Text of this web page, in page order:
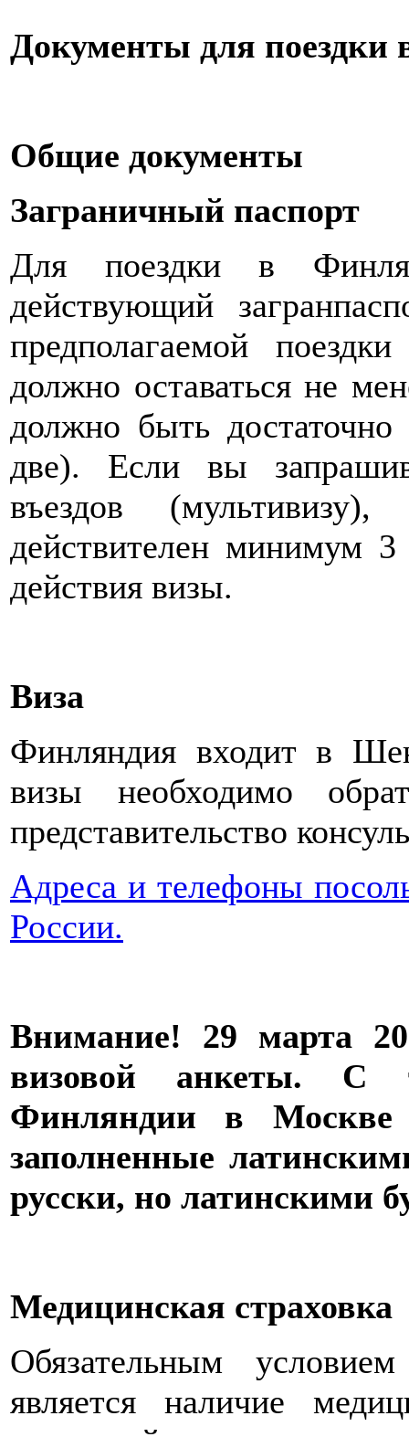
Документы для
Общие документы
Заграничный паспорт
Для поездки в
действующий
предполагаемой
должно оставаться не
должно быть
две). Если вы
въездов
действителен минимум
действия визы.
Виза
Финляндия входит в
визы необходимо
представительство
Адреса и телефоны
России.
Внимание! 29 марта
визовой анкеты. С
Финляндии в Москве
заполненные
русски, но латинскими
Медицинская страховка
Обязательным
является наличие